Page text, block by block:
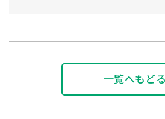
一覧へもどる